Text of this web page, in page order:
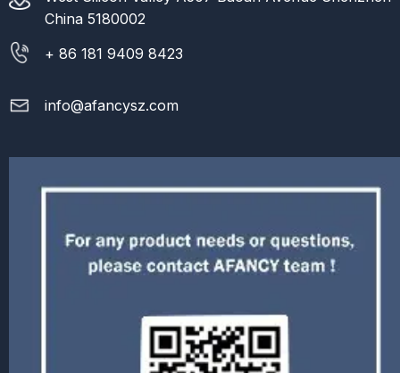
China 5180002
+ 86 181 9409 8423
info@afancysz.com